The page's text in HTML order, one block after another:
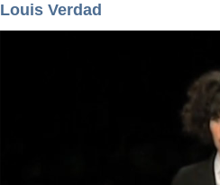
Louis Verdad